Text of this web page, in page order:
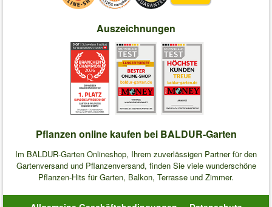
Auszeichnungen
Pflanzen online kaufen bei BALDUR-Garten
Im BALDUR-Garten Onlineshop, Ihrem zuverlässigen Partner für den
Gartenversand und Pflanzenversand, finden Sie viele wunderschöne
Pflanzen-Hits für Garten, Balkon, Terrasse und Zimmer.